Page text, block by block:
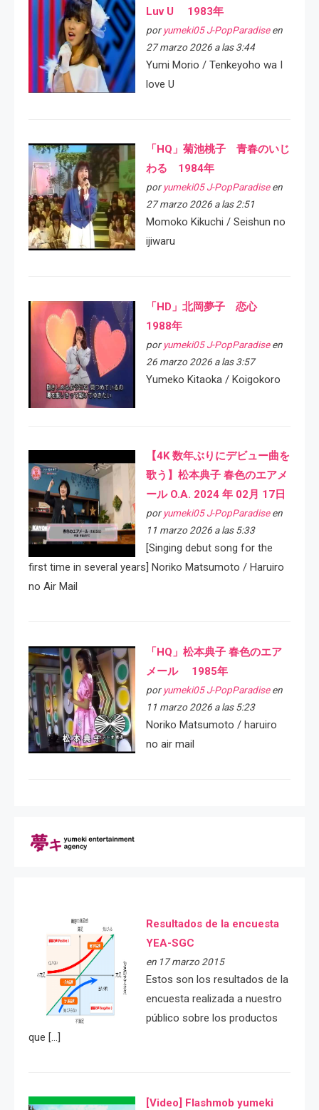
Luv U 1983年
por yumeki05 J-PopParadiseen
27 marzo 2026 a las 3:44
Yumi Morio / Tenkeyoho wa I
love U
「HQ」菊池桃子 青春のいじ
わる 1984年
por yumeki05 J-PopParadiseen
27 marzo 2026 a las 2:51
Momoko Kikuchi / Seishun no
ijiwaru
「HD」北岡夢子 恋心
1988年
por yumeki05 J-PopParadiseen
26 marzo 2026 a las 3:57
Yumeko Kitaoka / Koigokoro
【4K 数年ぶりにデビュー曲を
歌う】松本典子 春色のエアメ
ール O.A. 2024 年 02月 17日
por yumeki05 J-PopParadiseen
11 marzo 2026 a las 5:33
[Singing debut song for the
first time in several years] Noriko Matsumoto / Haruiro
no Air Mail
「HQ」松本典子 春色のエア
メール 1985年
por yumeki05 J-PopParadiseen
11 marzo 2026 a las 5:23
Noriko Matsumoto / haruiro
no air mail
Resultados de la encuesta
YEA-SGC
en 17 marzo 2015
Estos son los resultados de la
encuesta realizada a nuestro
público sobre los productos
que […]
[Video] Flashmob yumeki